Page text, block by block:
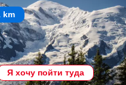
km
Я хочу пойти туда